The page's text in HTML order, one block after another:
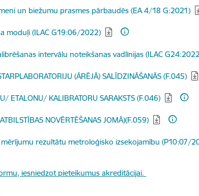
un biežumu prasmes pārbaudēs (EA 4/18 G:2021)
moduļi (ILAC G19:06/2022)
intervālu noteikšanas vadlīnijas (ILAC
(ĀRĒJĀ) SALĪDZINĀŠANĀS (F.045)
ETALONU/ KALIBRATORU SARAKSTS (F.046)
NOVĒRTĒŠANAS JOMĀ)(F.059)
mērījumu rezultātu metroloģisko izsekojamību (P10:07/
iesniedzot pieteikumus akreditācijai.